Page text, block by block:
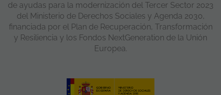
de ayudas para la modernización del Tercer Sector 2023
del Ministerio de Derechos Sociales y Agenda 2030,
financiada por el Plan de Recuperación, Transformación
y Resiliencia y los Fondos NextGeneration de la Unión
Europea.